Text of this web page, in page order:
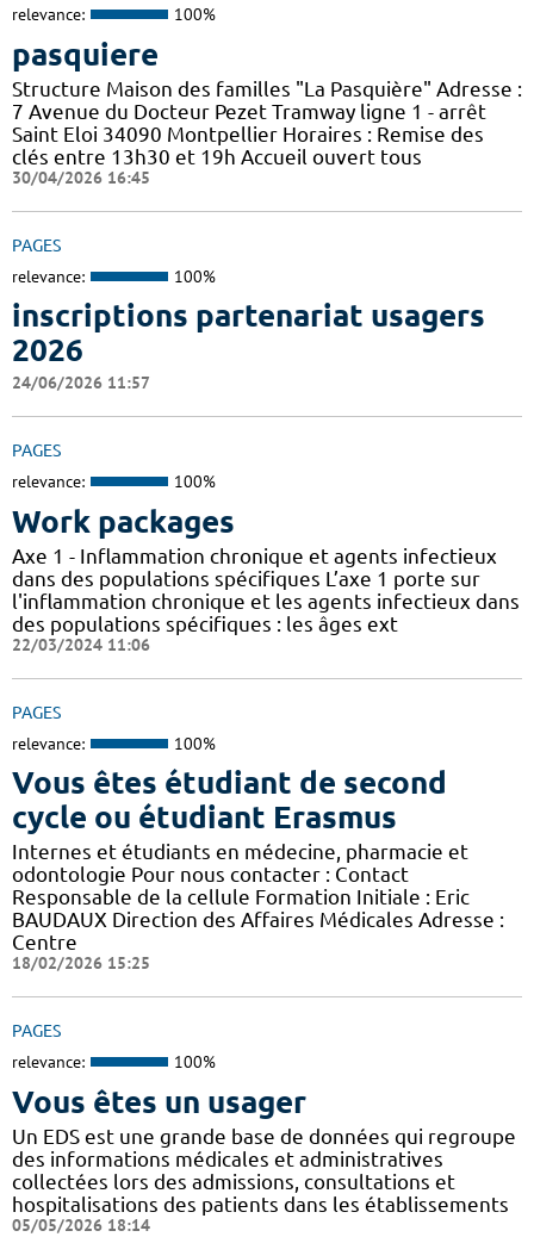
relevance: 100%
pasquiere
Structure Maison des familles "La Pasquière" Adresse :
7 Avenue du Docteur Pezet Tramway ligne 1 - arrêt
Saint Eloi 34090 Montpellier Horaires : Remise des
clés entre 13h30 et 19h Accueil ouvert tous
30/04/2026 16:45
PAGES
relevance: 100%
inscriptions partenariat usagers
2026
24/06/2026 11:57
PAGES
relevance: 100%
Work packages
Axe 1 - Inflammation chronique et agents infectieux
dans des populations spécifiques L’axe 1 porte sur
l'inflammation chronique et les agents infectieux dans
des populations spécifiques : les âges ext
22/03/2024 11:06
PAGES
relevance: 100%
Vous êtes étudiant de second
cycle ou étudiant Erasmus
Internes et étudiants en médecine, pharmacie et
odontologie Pour nous contacter : Contact
Responsable de la cellule Formation Initiale : Eric
BAUDAUX Direction des Affaires Médicales Adresse :
Centre
18/02/2026 15:25
PAGES
relevance: 100%
Vous êtes un usager
Un EDS est une grande base de données qui regroupe
des informations médicales et administratives
collectées lors des admissions, consultations et
hospitalisations des patients dans les établissements
05/05/2026 18:14